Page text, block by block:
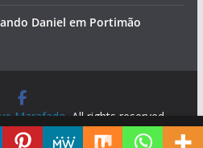
Daniel em Portimão
Marafado . All rights reserved.
Powered by WordPress
Diga ao Google que o Algarve Marafado é uma das suas fontes de informação preferidas